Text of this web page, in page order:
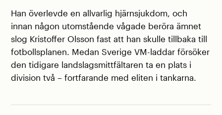
Han överlevde en allvarlig hjärnsjukdom, och
innan någon utomstående vågade beröra ämnet
slog Kristoffer Olsson fast att han skulle tillbaka till
fotbollsplanen. Medan Sverige VM-laddar försöker
den tidigare landslagsmittfältaren ta en plats i
division två – fortfarande med eliten i tankarna.